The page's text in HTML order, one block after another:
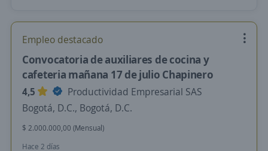
Empleo destacado
Convocatoria de auxiliares de cocina y
cafeteria mañana 17 de julio Chapinero
4,5
Productividad Empresarial SAS
Bogotá, D.C., Bogotá, D.C.
$ 2.000.000,00 (Mensual)
Hace 2 días